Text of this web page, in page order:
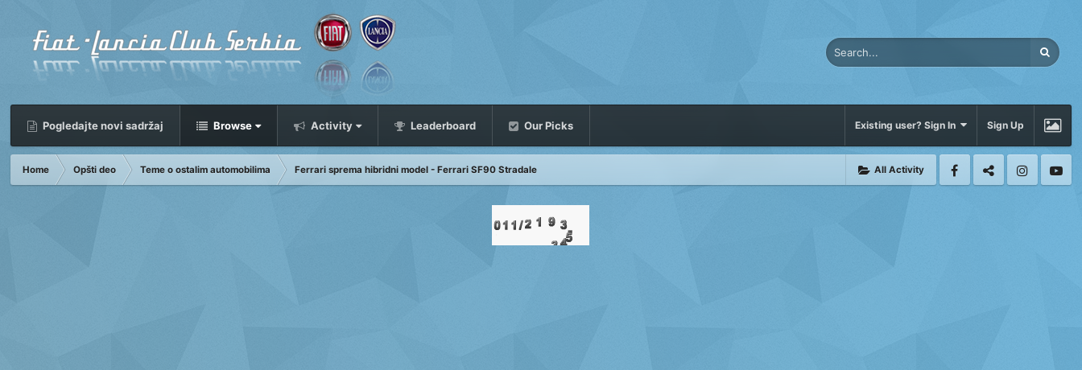
Pogledajte novi sadržaj Browse Activity Leaderboard Our Picks Existing user? Sign In Sign Up
All Activity
Home Opšti deo Teme o ostalim automobilima Ferrari sprema hibridni model - Ferrari SF90 Stradale